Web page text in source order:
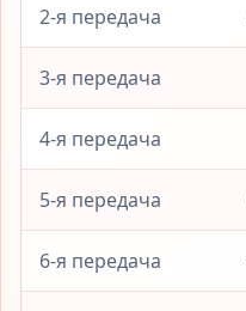
2-я передача
3-я передача
4-я передача
5-я передача
6-я передача